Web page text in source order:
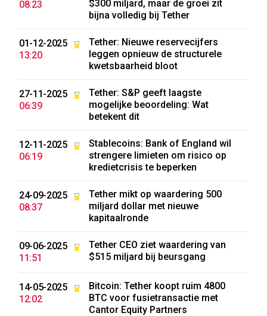
08:23
$300 miljard, maar de groei zit
bijna volledig bij Tether
01-12-2025
13:20
Tether: Nieuwe reservecijfers
leggen opnieuw de structurele
kwetsbaarheid bloot
27-11-2025
06:39
Tether: S&P geeft laagste
mogelijke beoordeling: Wat
betekent dit
12-11-2025
06:19
Stablecoins: Bank of England wil
strengere limieten om risico op
kredietcrisis te beperken
24-09-2025
08:37
Tether mikt op waardering 500
miljard dollar met nieuwe
kapitaalronde
09-06-2025
11:51
Tether CEO ziet waardering van
$515 miljard bij beursgang
14-05-2025
12:02
Bitcoin: Tether koopt ruim 4800
BTC voor fusietransactie met
Cantor Equity Partners